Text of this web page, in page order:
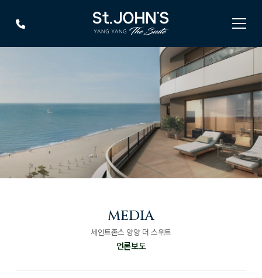
MEDIA
세인트존스 양양 더 스위트
언론보도